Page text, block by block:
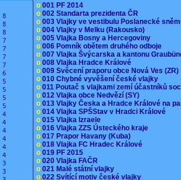
o 001 PF 2014
o 002 Standarta prezidenta ČR
o 003 Vlajky ve vestibulu Poslanecké
o 004 Vlajky v Melku (Rakousko)
o 005 Vlajka Bosny a Hercegoviny
o 006 Pomník obětem druhého odboje
o 007 Vlajka Švýcarska a kantonu
o 008 Vlajka Hradce Králové
o 009 Svěcení praporu obce Nová Ves
o 010 Chybné vyvěšení české vlajky
o 011 Poutač s vlajkami zemí účastníků
o 012 Vlajka obce Nedvězí (SY)
o 013 Vlajky Česka a Hradce Králové na
o 014 Vlajka SPŠStav v Hradci Králové
o 015 Vlajka Izraele
o 016 Vlajka ZZS Ústeckého kraje
o 017 Prapor Havany (Kuba)
o 018 Vlajka FC Hradec Králové
o 019 PF 2015
o 020 Vlajka FAČR
o 021 Malé státní vlajky
o 022 Svítící motiv české vlajky